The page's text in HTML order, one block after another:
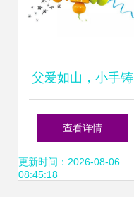
父爱如山，小手铸
真情 父亲节最佳幼
儿手工艺品指南
查看详情
更新时间：2026-08-06
08:45:18